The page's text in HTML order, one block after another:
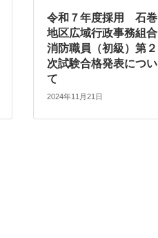
令和７年度採用 石巻
地区広域行政事務組合
消防職員（初級）第２
次試験合格発表につい
て
2024年11月21日